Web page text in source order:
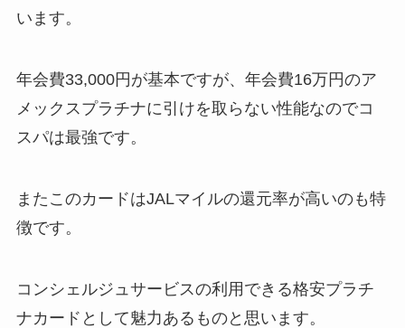
います。
年会費33,000円が基本ですが、年会費16万円のア
メックスプラチナに引けを取らない性能なのでコ
スパは最強です。
またこのカードはJALマイルの還元率が高いのも特
徴です。
コンシェルジュサービスの利用できる格安プラチ
ナカードとして魅力あるものと思います。